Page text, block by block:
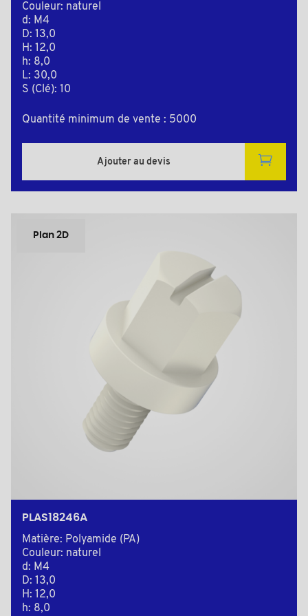
Couleur: naturel
d: M4
D: 13,0
H: 12,0
h: 8,0
L: 30,0
S (Clé): 10
Quantité minimum de vente : 5000
Ajouter au devis
Plan 2D
PLAS18246A
Matière: Polyamide (PA)
Couleur: naturel
d: M4
D: 13,0
H: 12,0
h: 8,0